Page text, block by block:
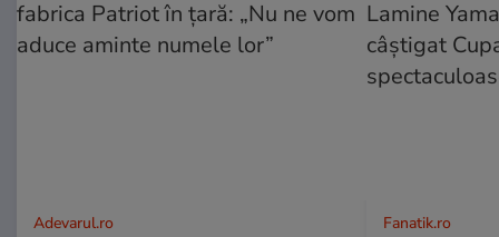
Adevarul.ro Fanatik.ro